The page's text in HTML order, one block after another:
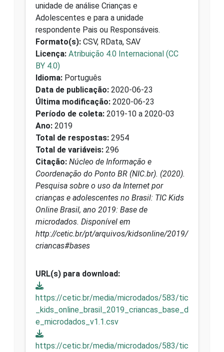
unidade de análise Crianças e
Adolescentes e para a unidade
respondente Pais ou Responsáveis.
Formato(s): CSV, RData, SAV
Licença: Atribuição 4.0 Internacional (CC
BY 4.0)
Idioma: Português
Data de publicação: 2020-06-23
Última modificação: 2020-06-23
Período de coleta: 2019-10 a 2020-03
Ano: 2019
Total de respostas: 2954
Total de variáveis: 296
Citação: Núcleo de Informação e
Coordenação do Ponto BR (NIC.br). (2020).
Pesquisa sobre o uso da Internet por
crianças e adolescentes no Brasil: TIC Kids
Online Brasil, ano 2019: Base de
microdados. Disponível em
http://cetic.br/pt/arquivos/kidsonline/2019/
criancas#bases
URL(s) para download:
https://cetic.br/media/microdados/583/tic
_kids_online_brasil_2019_criancas_base_d
e_microdados_v1.1.csv
https://cetic.br/media/microdados/583/tic